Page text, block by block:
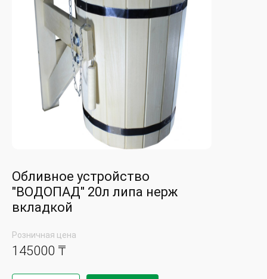
Обливное устройство
"ВОДОПАД" 20л липа нерж
вкладкой
Розничная цена
145000 ₸